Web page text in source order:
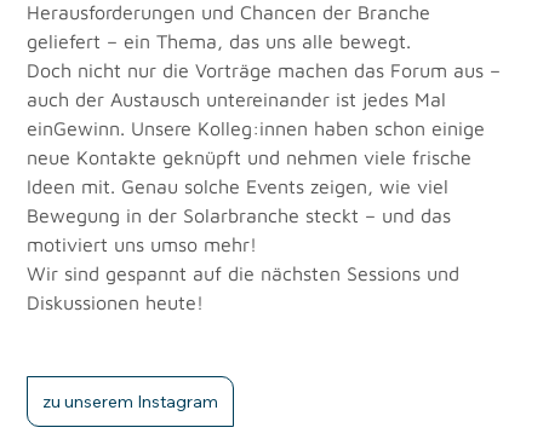
Herausforderungen und Chancen der Branche
geliefert – ein Thema, das uns alle bewegt.
Doch nicht nur die Vorträge machen das Forum aus –
auch der Austausch untereinander ist jedes Mal
einGewinn. Unsere Kolleg:innen haben schon einige
neue Kontakte geknüpft und nehmen viele frische
Ideen mit. Genau solche Events zeigen, wie viel
Bewegung in der Solarbranche steckt – und das
motiviert uns umso mehr!
Wir sind gespannt auf die nächsten Sessions und
Diskussionen heute!
zu unserem Instagram